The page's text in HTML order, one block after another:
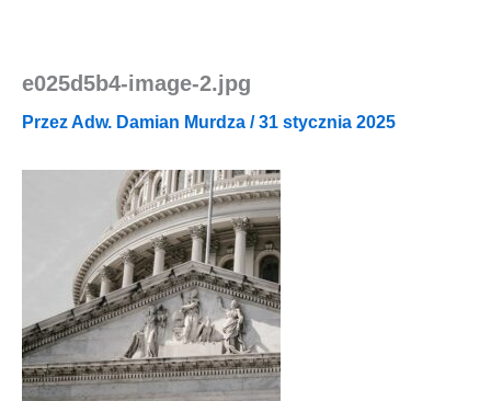
e025d5b4-image‑2.jpg
PrzezAdw. Damian Murdza /31 stycznia 2025